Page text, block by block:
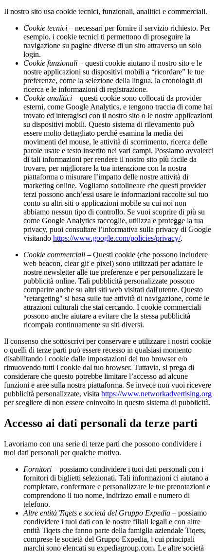
Il nostro sito usa cookie tecnici, funzionali, analitici e commerciali.
Cookie tecnici – necessari per fornire il servizio richiesto. Per
esempio, i cookie tecnici ti permettono di proseguire la
navigazione su pagine diverse di un sito attraverso un solo
login.
Cookie funzionali – questi cookie aiutano il nostro sito e le
nostre applicazioni su dispositivi mobili a “ricordare” le tue
preferenze, come la selezione della lingua, la cronologia di
ricerca e le informazioni di registrazione.
Cookie analitici – questi cookie sono collocati da provider
esterni, come Google Analytics, e tengono traccia di come hai
trovato ed interagisci con il nostro sito o le nostre applicazioni
su dispositivi mobili. Questo sistema di rilevamento può
essere molto dettagliato perché esamina la media dei
movimenti del mouse, le attività di scorrimento, ricerca delle
parole usate e testo inserito nei vari campi. Possiamo avvalerci
di tali informazioni per rendere il nostro sito più facile da
trovare, per migliorare la tua interazione con la nostra
piattaforma o misurare l’impatto delle nostre attività di
marketing online. Vogliamo sottolineare che questi provider
terzi possono anch’essi usare le informazioni raccolte sul tuo
conto su altri siti o applicazioni mobile su cui noi non
abbiamo nessun tipo di controllo. Se vuoi scoprire di più su
come Google Analytics raccoglie, utilizza e protegge la tua
privacy, puoi consultare l’informativa sulla privacy di Google
visitando https://www.google.com/policies/privacy/.
Cookie commerciali – Questi cookie (che possono includere
web beacon, clear gif e pixel) sono utilizzati per adattare le
nostre newsletter alle tue preferenze e per personalizzare le
pubblicità online. Tali pubblicità personalizzate possono
comparire anche su altri siti web visitati dall'utente. Questo
"retargeting" si basa sulle tue attività di navigazione, come le
attrazioni culturali che stai cercando. I cookie commerciali
possono anche aiutare a evitare che la stessa pubblicità
ricompaia continuamente su siti diversi.
Il consenso che sottoscrivi per conservare e utilizzare i nostri cookie
o quelli di terze parti può essere recesso in qualsiasi momento
disabilitando i cookie dalle impostazioni del tuo browser e/o
rimuovendo tutti i cookie dal tuo browser. Tuttavia, si prega di
considerare che questo potrebbe limitare l’accesso ad alcune
funzioni e aree sulla nostra piattaforma. Se invece non vuoi ricevere
pubblicità personalizzate, visita https://www.networkadvertising.org
per scegliere di non essere coinvolto in questo sistema di pubblicità.
Accesso ai dati personali da terze parti
Lavoriamo con una serie di terze parti che possono condividere i
tuoi dati personali per qualche motivo.
Fornitori – possiamo condividere i tuoi dati personali con i
fornitori di biglietti selezionati. Tali informazioni ci aiutano a
completare, confermare e personalizzare le tue prenotazioni e
comprendono il tuo nome, indirizzo email e numero di
telefono.
Altre entità Tiqets e società del Gruppo Expedia – possiamo
condividere i tuoi dati con le nostre filiali legali e con altre
entità Tiqets che fanno parte della famiglia aziendale Tiqets,
comprese le società del Gruppo Expedia, i cui principali
marchi sono elencati su expediagroup.com. Le altre società